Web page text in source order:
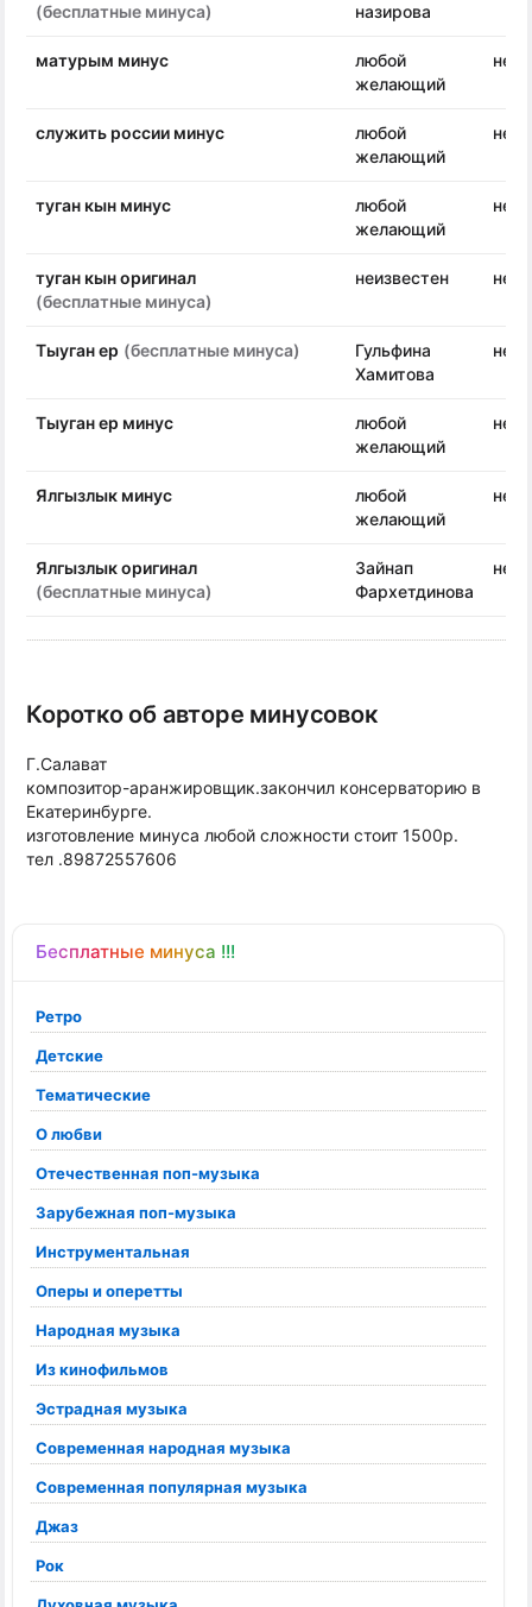
Бесплатные минуса !!!
Ретро
Детские
Тематические
О любви
Отечественная поп-музыка
Зарубежная поп-музыка
Инструментальная
Оперы и оперетты
Народная музыка
Из кинофильмов
Эстрадная музыка
Современная народная музыка
Современная популярная музыка
Джаз
Рок
(бесплатные минуса)
назирова
матурым минус
любой
желающий
служить россии минус
любой
желающий
туган кын минус
любой
желающий
туган кын оригинал
(бесплатные минуса)
неизвестен
Тыуган ер (бесплатные минуса)
Гульфина
Хамитова
Тыуган ер минус
любой
желающий
Ялгызлык минус
любой
желающий
Ялгызлык оригинал
(бесплатные минуса)
Зайнап
Фархетдинова
Коротко об авторе минусовок
Г.Салават
композитор-аранжировщик.закончил консерваторию в
Екатеринбурге.
изготовление минуса любой сложности стоит 1500р.
тел .89872557606